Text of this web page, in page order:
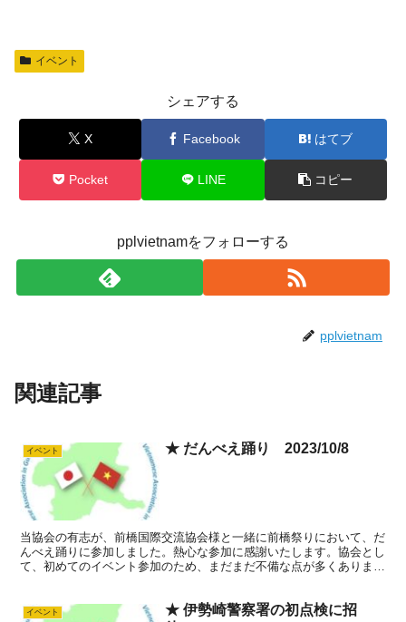
イベント
シェアする
X Facebook はてブ
Pocket LINE コピー
pplvietnamをフォローする
pplvietnam
関連記事
イベント ★ だんべえ踊り 2023/10/8
当協会の有志が、前橋国際交流協会様と一緒に前橋祭りにおいて、だ
んべえ踊りに参加しました。熱心な参加に感謝いたします。協会とし
て、初めてのイベント参加のため、まだまだ不備な点が多くあります
イベント
★ 伊勢崎警察署の初点検に招